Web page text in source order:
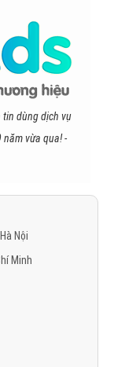
tin dùng dịch vụ
vừa qua! -
Nội
Minh